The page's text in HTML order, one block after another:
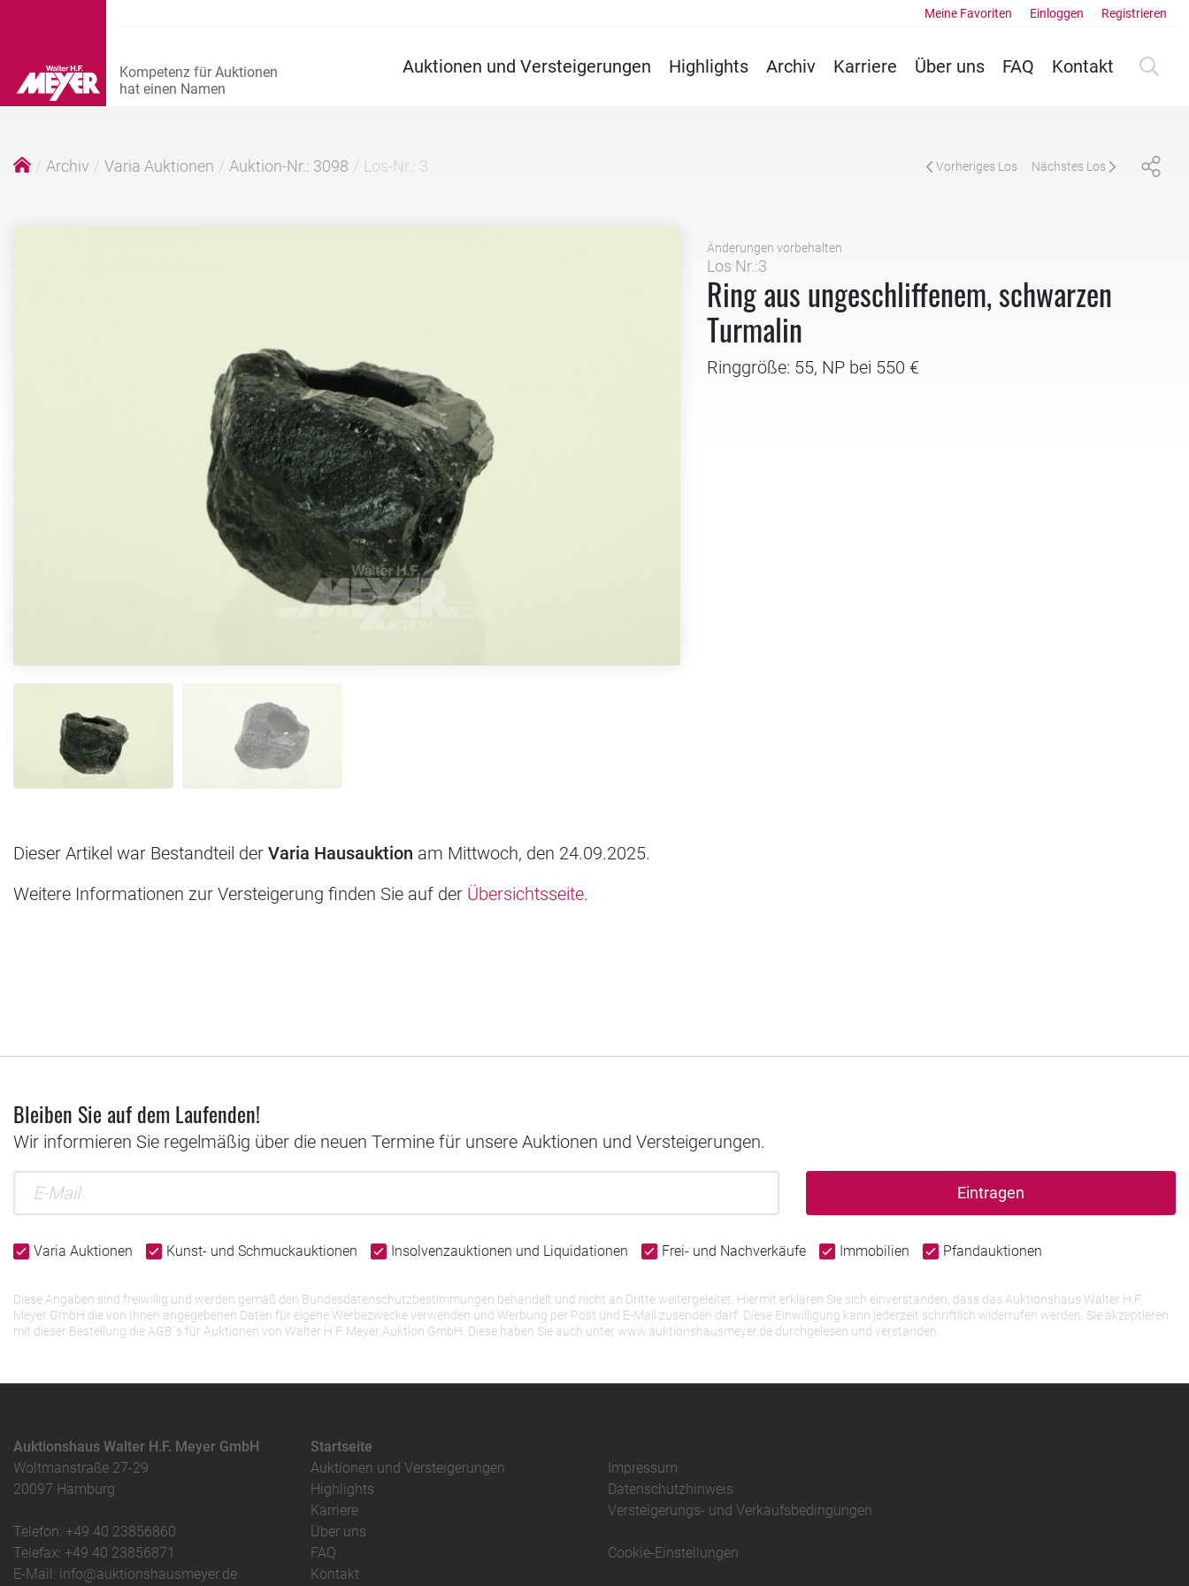
Auktionen und Versteigerungen Highlights Archiv Karriere Über uns FAQ Kontakt
Meine Favoriten Einloggen Registrieren
Archiv Varia Auktionen Auktion-Nr.: 3098 Los-Nr.: 3 Vorheriges Los Nächstes Los
Änderungen vorbehalten
Los Nr.:3
Ring aus ungeschliffenem, schwarzen
Turmalin
Ringgröße: 55, NP bei 550 €
Dieser Artikel war Bestandteil der Varia Hausauktion am Mittwoch, den 24.09.2025.
Weitere Informationen zur Versteigerung finden Sie auf der Übersichtsseite.
Bleiben Sie auf dem Laufenden!
Wir informieren Sie regelmäßig über die neuen Termine für unsere Auktionen und Versteigerungen.
Eintragen
Varia Auktionen Kunst- und Schmuckauktionen Insolvenzauktionen und Liquidationen Frei- und Nachverkäufe Immobilien Pfandauktionen
Diese Angaben sind freiwillig und werden gemäß den Bundesdatenschutzbestimmungen behandelt und nicht an Dritte weitergeleitet. Hiermit erklären Sie sich einverstanden, dass das Auktionshaus Walter H.F.
Meyer GmbH die von Ihnen angegebenen Daten für eigene Werbezwecke verwenden und Werbung per Post und E-Mail zusenden darf. Diese Einwilligung kann jederzeit schriftlich widerrufen werden. Sie akzeptieren
mit dieser Bestellung die AGB`s für Auktionen von Walter H.F. Meyer Auktion GmbH. Diese haben Sie auch unter www.auktionshausmeyer.de durchgelesen und verstanden.
Auktionshaus Walter H.F. Meyer GmbH
Woltmanstraße 27-29
20097 Hamburg
Telefon: +49 40 23856860
Telefax: +49 40 23856871
E-Mail: info@auktionshausmeyer.de
Startseite
Auktionen und Versteigerungen
Highlights
Karriere
Über uns
FAQ
Kontakt
Impressum
Datenschutzhinweis
Versteigerungs- und Verkaufsbedingungen
Cookie-Einstellungen